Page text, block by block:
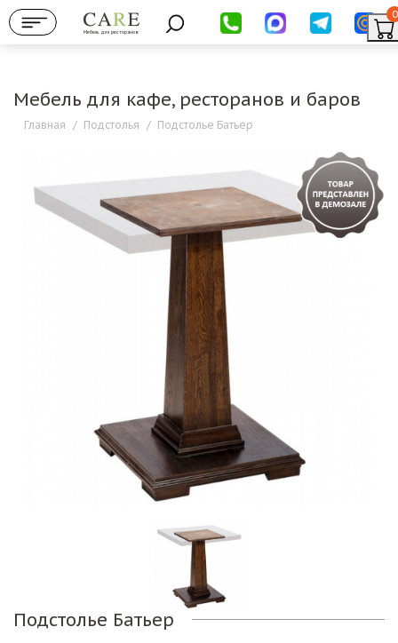
Мебель для ресторанов
0
Мебель для кафе, ресторанов и баров
Главная / Подстолья / Подстолье Батьер
Подстолье Батьер